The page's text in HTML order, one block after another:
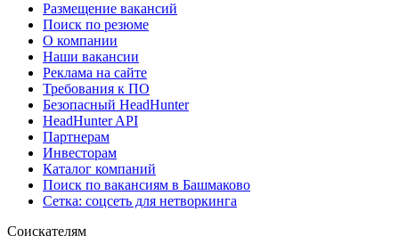
Размещение вакансий
Поиск по резюме
О компании
Наши вакансии
Реклама на сайте
Требования к ПО
Безопасный HeadHunter
HeadHunter API
Партнерам
Инвесторам
Каталог компаний
Поиск по вакансиям в Башмаково
Сетка: соцсеть для нетворкинга
Соискателям